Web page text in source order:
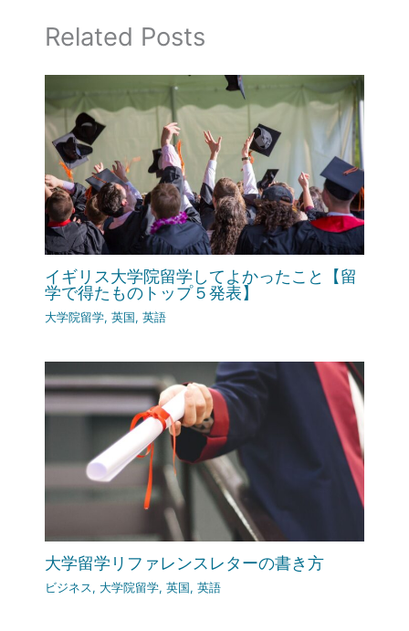
Related Posts
イギリス大学院留学してよかったこと【留
学で得たものトップ５発表】
大学院留学,英国,英語
大学留学リファレンスレターの書き方
ビジネス , 大学院留学,英国 ,英語